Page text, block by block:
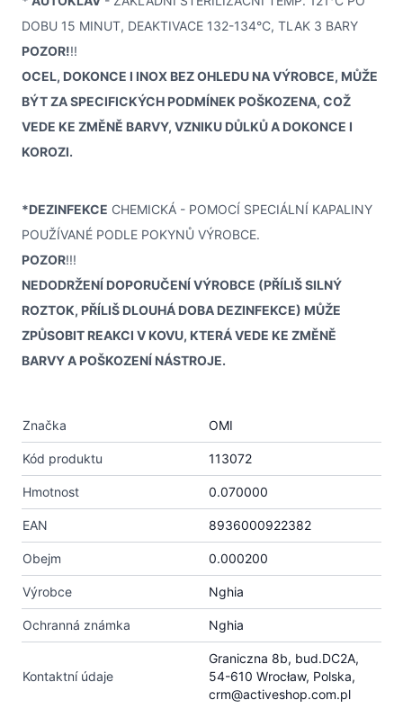
DOBU 15 MINUT, DEAKTIVACE 132-134°C, TLAK 3 BARY
POZOR!!!
OCEL, DOKONCE I INOX BEZ OHLEDU NA VÝROBCE, MŮŽE
BÝT ZA SPECIFICKÝCH PODMÍNEK POŠKOZENA, COŽ
VEDE KE ZMĚNĚ BARVY, VZNIKU DŮLKŮ A DOKONCE I
KOROZI.
*DEZINFEKCE CHEMICKÁ - POMOCÍ SPECIÁLNÍ KAPALINY
POUŽÍVANÉ PODLE POKYNŮ VÝROBCE.
POZOR!!!
NEDODRŽENÍ DOPORUČENÍ VÝROBCE (PŘÍLIŠ SILNÝ
ROZTOK, PŘÍLIŠ DLOUHÁ DOBA DEZINFEKCE) MŮŽE
ZPŮSOBIT REAKCI V KOVU, KTERÁ VEDE KE ZMĚNĚ
BARVY A POŠKOZENÍ NÁSTROJE.
Značka OMI
Kód produktu 113072
Hmotnost 0.070000
EAN 8936000922382
Obejm 0.000200
Výrobce Nghia
Ochranná známka Nghia
Kontaktní údaje
Graniczna 8b, bud.DC2A,
54-610 Wrocław, Polska,
crm@activeshop.com.pl